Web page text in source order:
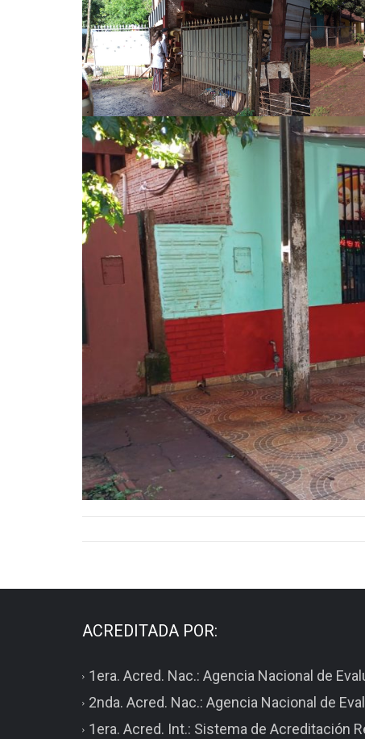
ACREDITADA POR:
1era. Acred. Nac.: Agencia Nacional de
2nda. Acred. Nac.: Agencia Nacional de
1era. Acred. Int.: Sistema de Acreditación